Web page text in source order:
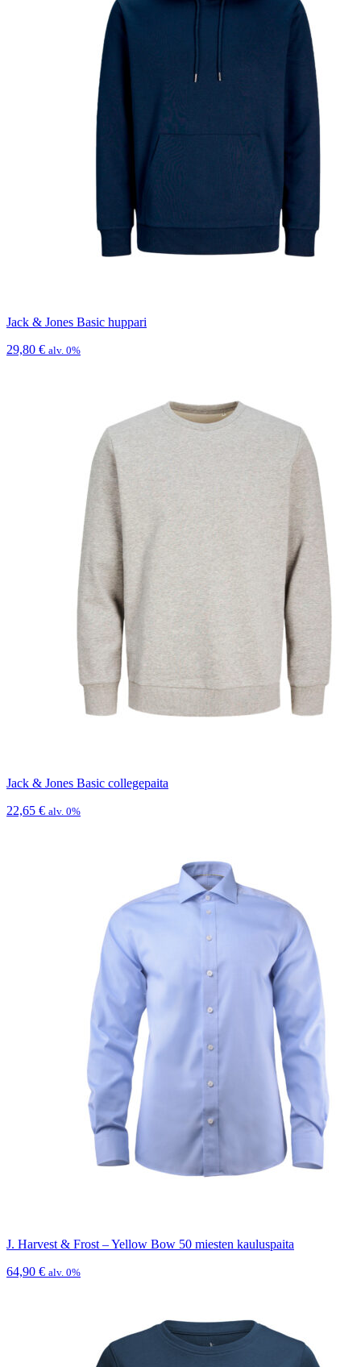
Jack & Jones Basic huppari
29,80 € alv. 0%
Jack & Jones Basic collegepaita
22,65 € alv. 0%
J. Harvest & Frost – Yellow Bow 50 miesten kauluspaita
64,90 € alv. 0%